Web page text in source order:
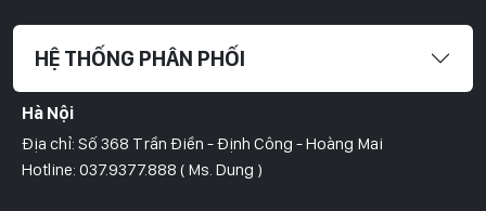
HỆ THỐNG PHÂN PHỐI
Hà Nội
Địa chỉ: Số 368 Trần Điền - Định Công - Hoàng Mai
Hotline: 037.9377.888 ( Ms. Dung )